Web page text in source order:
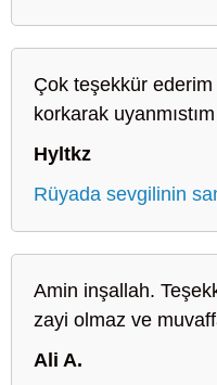
Çok teşekkür
korkarak
Hyltkz
Rüyada sevgilinin
Amin inşallah.
zayi olmaz ve
Ali A.